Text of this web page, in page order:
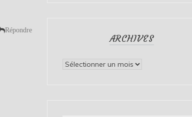
Répondre
ARCHIVES
Archives